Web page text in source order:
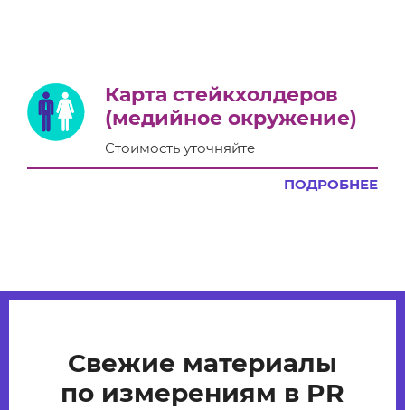
Карта стейкхолдеров
(медийное окружение)
Стоимость уточняйте
ПОДРОБНЕЕ
Свежие материалы
по измерениям в PR